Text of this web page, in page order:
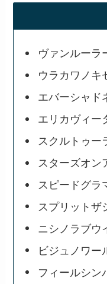
ヴァンル
ウラカワノ
エバーシャ
エリカヴ
スクルト
スターズオ
スピードグ
スプリット
ニシノラブ
ビジュノ
フィールシ